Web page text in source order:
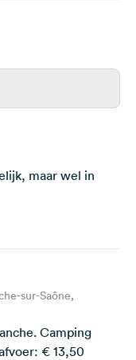
maar wel in
sur-Saône,
Camping
€ 13,50